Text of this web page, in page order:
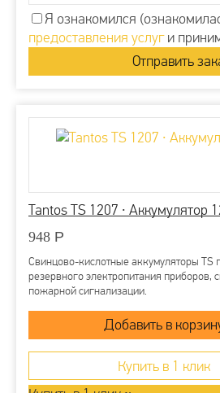
Я ознакомился
предоставления услуги
Tantos TS 1207 ∙ Аккумулятор
948 Р
Свинцово-кислотные аккумуляторы TS
резервного электропитания приборов,
пожарной сигнализации.
Купить в 1 клик